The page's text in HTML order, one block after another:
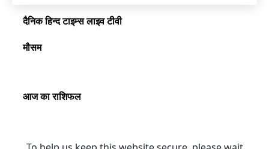
दैनिक हिन्द टाइम्स लाइव टीवी
मौसम
आज का राशिफल